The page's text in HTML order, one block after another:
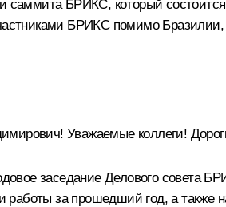
саммита БРИКС, который
БРИКС помимо
Уважаемые коллеги!
заседание Делового совета
работы за прошедший год, а